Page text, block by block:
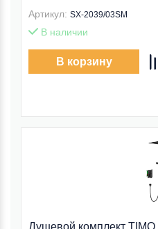
Артикул: SX-2039/03SM
В наличии
В корзину
Душевой комплект